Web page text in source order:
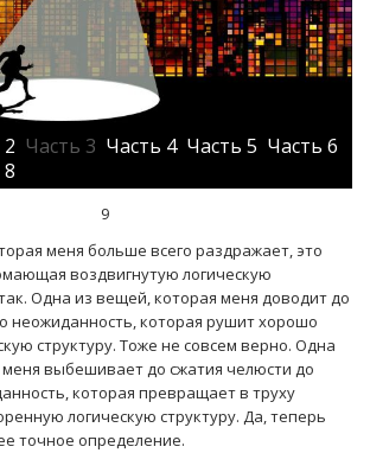
Часть 3 Часть 4 Часть 5 Часть 6
9
меня больше всего раздражает, это
воздвигнутую логическую
Одна из вещей, которая меня доводит до
неожиданность, которая рушит хорошо
структуру. Тоже не совсем верно. Одна
выбешивает до сжатия челюсти до
которая превращает в труху
логическую структуру. Да, теперь
точное определение.